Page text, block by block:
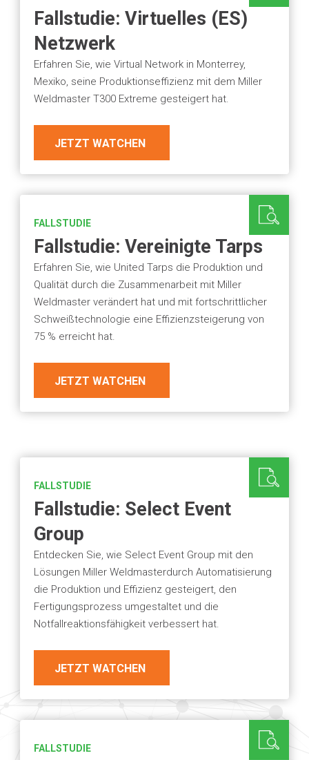
Fallstudie: Virtuelles (ES)
Netzwerk
Erfahren Sie, wie Virtual Network in Monterrey,
Mexiko, seine Produktionseffizienz mit dem Miller
Weldmaster T300 Extreme gesteigert hat.
JETZT WATCHEN
FALLSTUDIE
Fallstudie: Vereinigte Tarps
Erfahren Sie, wie United Tarps die Produktion und
Qualität durch die Zusammenarbeit mit Miller
Weldmaster verändert hat und mit fortschrittlicher
Schweißtechnologie eine Effizienzsteigerung von
75 % erreicht hat.
JETZT WATCHEN
FALLSTUDIE
Fallstudie: Select Event
Group
Entdecken Sie, wie Select Event Group mit den
Lösungen Miller Weldmasterdurch Automatisierung
die Produktion und Effizienz gesteigert, den
Fertigungsprozess umgestaltet und die
Notfallreaktionsfähigkeit verbessert hat.
JETZT WATCHEN
FALLSTUDIE